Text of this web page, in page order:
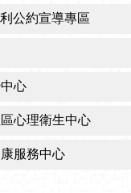
公約宣導專區
心
心理衛生中心
服務中心